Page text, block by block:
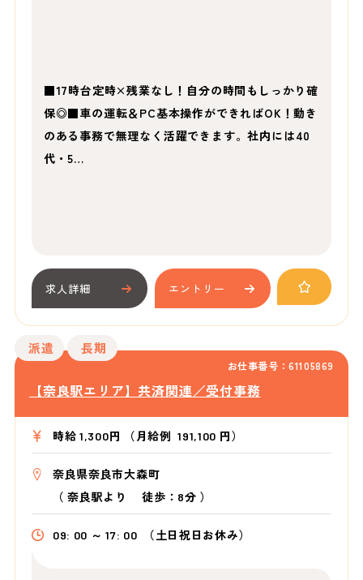
■17時台定時×残業なし！自分の時間もしっかり確
保◎■車の運転＆PC基本操作ができればOK！動き
のある事務で無理なく活躍できます。社内には40
代・5…
求人詳細 エントリー
お仕事番号：61105869
派遣 長期
【奈良駅エリア】共済関連／受付事務
時給 1,300円 （月給例 191,100 円）
奈良県奈良市大森町
（奈良駅より徒歩：8分 ）
09: 00 ～ 17: 00 （土日祝日お休み）